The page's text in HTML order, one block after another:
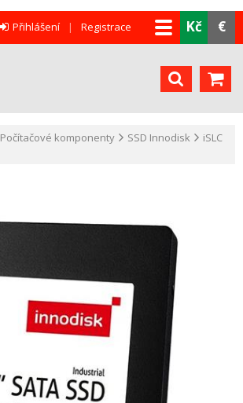
Kč €
Přihlášení Registrace
Počítačové komponenty SSD Innodisk
iSLC